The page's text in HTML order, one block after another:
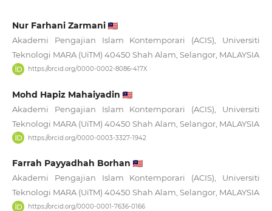
Nur Farhani Zarmani
Akademi Pengajian Islam Kontemporari (ACIS), Universiti
Teknologi MARA (UiTM) 40450 Shah Alam, Selangor, MALAYSIA
https://orcid.org/0000-0002-8086-417X
Mohd Hapiz Mahaiyadin
Akademi Pengajian Islam Kontemporari (ACIS), Universiti
Teknologi MARA (UiTM) 40450 Shah Alam, Selangor, MALAYSIA
https://orcid.org/0000-0003-3327-1942
Farrah Payyadhah Borhan
Akademi Pengajian Islam Kontemporari (ACIS), Universiti
Teknologi MARA (UiTM) 40450 Shah Alam, Selangor, MALAYSIA
https://orcid.org/0000-0001-7636-0166